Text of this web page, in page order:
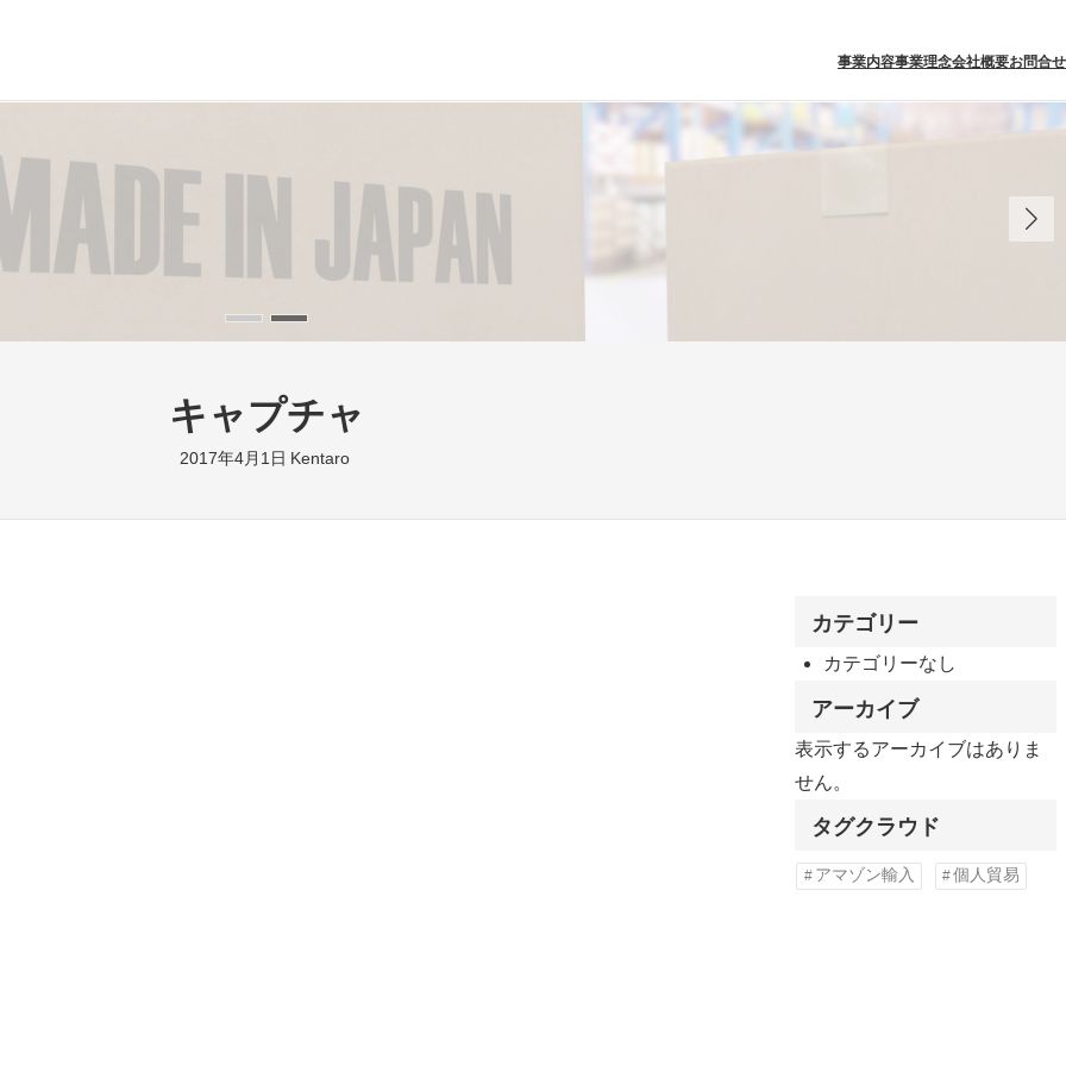
事業内容事業理念会社概要お問合せ
キャプチャ
2017年4月1日 Kentaro
カテゴリー
カテゴリーなし
アーカイブ
表示するアーカイブはありま
せん。
タグクラウド
アマゾン輸入 個人貿易